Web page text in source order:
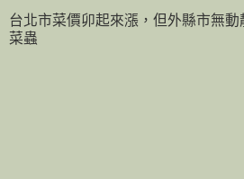
台北市菜價卯起來漲，但外縣市無
菜蟲